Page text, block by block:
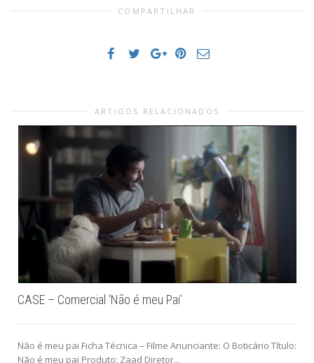
COMPARTILHAR
ARTIGOS RELACIONADOS
CASE – Comercial ‘Não é meu Pai’
Não é meu pai Ficha Técnica – Filme Anunciante: O Boticário Título:
Não é meu pai Produto: Zaad Diretor...